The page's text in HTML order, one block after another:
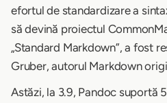
efortul de standardizare a
să devină proiectul
„Standard Markdown”, a fost
Gruber, autorul Markdown
Astăzi, la 3.9, Pandoc suportă